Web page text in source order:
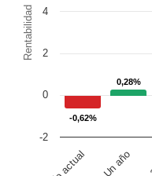
Rentabilidad
-0,62%
-0,62%
0,28%
0,28%
Un año
-2
0
2
4